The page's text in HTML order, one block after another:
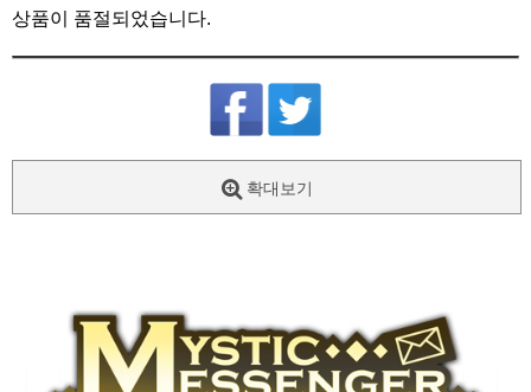
상품이 품절되었습니다.
확대보기